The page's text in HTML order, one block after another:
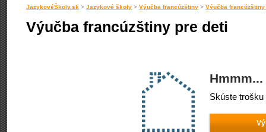
JazykovéŠkoly.sk > Jazykové školy > Výučba francúzštiny > Výučba francúzštiny
Výučba francúzštiny pre deti
Skúste